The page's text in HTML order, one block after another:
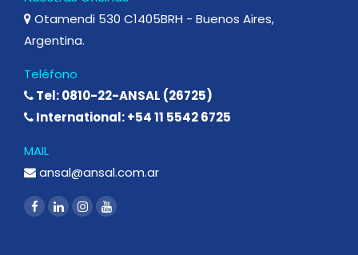
Otamendi 530 C1405BRH - Buenos Aires,
Argentina.
Teléfono
Tel: 0810-22-ANSAL (26725)
International: +54 11 5542 6725
MAIL
ansal@ansal.com.ar